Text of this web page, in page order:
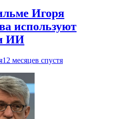
Игоря
используют
ИИ
12 месяцев спустя